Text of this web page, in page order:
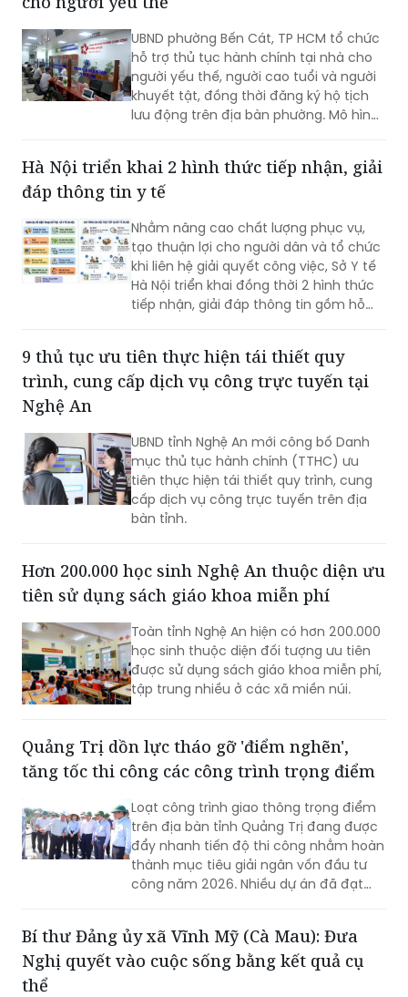
UBND phường Bến Cát, TP HCM tổ chức
hỗ trợ thủ tục hành chính tại nhà cho
người yếu thế, người cao tuổi và người
khuyết tật, đồng thời đăng ký hộ tịch
lưu động trên địa bàn phường. Mô hình
Hà Nội triển khai 2 hình thức tiếp nhận, giải
đáp thông tin y tế
Nhằm nâng cao chất lượng phục vụ,
tạo thuận lợi cho người dân và tổ chức
khi liên hệ giải quyết công việc, Sở Y tế
Hà Nội triển khai đồng thời 2 hình thức
tiếp nhận, giải đáp thông tin gồm hỗ
9 thủ tục ưu tiên thực hiện tái thiết quy
trình, cung cấp dịch vụ công trực tuyến tại
Nghệ An
UBND tỉnh Nghệ An mới công bố Danh
mục thủ tục hành chính (TTHC) ưu
tiên thực hiện tái thiết quy trình, cung
cấp dịch vụ công trực tuyến trên địa
bàn tỉnh.
Hơn 200.000 học sinh Nghệ An thuộc diện ưu
tiên sử dụng sách giáo khoa miễn phí
Toàn tỉnh Nghệ An hiện có hơn 200.000
học sinh thuộc diện đối tượng ưu tiên
được sử dụng sách giáo khoa miễn phí,
tập trung nhiều ở các xã miền núi.
Quảng Trị dồn lực tháo gỡ 'điểm nghẽn',
tăng tốc thi công các công trình trọng điểm
Loạt công trình giao thông trọng điểm
trên địa bàn tỉnh Quảng Trị đang được
đẩy nhanh tiến độ thi công nhằm hoàn
thành mục tiêu giải ngân vốn đầu tư
công năm 2026. Nhiều dự án đã đạt
giải phóng mặt bằng vẫn là "nút thắt"
cần sớm tháo gỡ để bảo đảm tiến độ
Bí thư Đảng ủy xã Vĩnh Mỹ (Cà Mau): Đưa
Nghị quyết vào cuộc sống bằng kết quả cụ
thể